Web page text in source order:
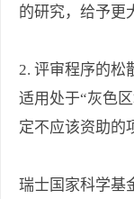
的研究，给予更
2. 评审程序的松
适用处于“灰色
定不应该资助的
瑞士国家科学基